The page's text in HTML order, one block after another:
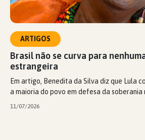
ARTIGOS
Brasil não se curva para
estrangeira
Em artigo, Benedita da Silva diz que Lula
a maioria do povo em defesa da soberania
11/07/2026